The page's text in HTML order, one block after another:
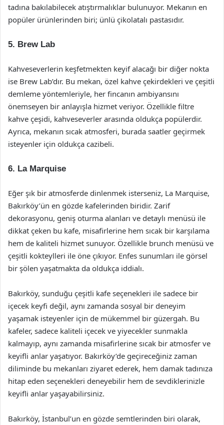
tadına bakılabilecek atıştırmalıklar bulunuyor. Mekanın en
popüler ürünlerinden biri; ünlü çikolatalı pastasıdır.
5. Brew Lab
Kahveseverlerin keşfetmekten keyif alacağı bir diğer nokta
ise Brew Lab’dır. Bu mekan, özel kahve çekirdekleri ve çeşitli
demleme yöntemleriyle, her fincanın ambiyansını
önemseyen bir anlayışla hizmet veriyor. Özellikle filtre
kahve çeşidi, kahveseverler arasında oldukça popülerdir.
Ayrıca, mekanın sıcak atmosferi, burada saatler geçirmek
isteyenler için oldukça cazibeli.
6. La Marquise
Eğer şık bir atmosferde dinlenmek isterseniz, La Marquise,
Bakırköy’ün en gözde kafelerinden biridir. Zarif
dekorasyonu, geniş oturma alanları ve detaylı menüsü ile
dikkat çeken bu kafe, misafirlerine hem sıcak bir karşılama
hem de kaliteli hizmet sunuyor. Özellikle brunch menüsü ve
çeşitli kokteylleri ile öne çıkıyor. Enfes sunumları ile görsel
bir şölen yaşatmakta da oldukça iddialı.
Bakırköy, sunduğu çeşitli kafe seçenekleri ile sadece bir
içecek keyfi değil, aynı zamanda sosyal bir deneyim
yaşamak isteyenler için de mükemmel bir güzergah. Bu
kafeler, sadece kaliteli içecek ve yiyecekler sunmakla
kalmayıp, aynı zamanda misafirlerine sıcak bir atmosfer ve
keyifli anlar yaşatıyor. Bakırköy’de geçireceğiniz zaman
diliminde bu mekanları ziyaret ederek, hem damak tadınıza
hitap eden seçenekleri deneyebilir hem de sevdiklerinizle
keyifli anlar yaşayabilirsiniz.
Bakırköy, İstanbul’un en gözde semtlerinden biri olarak,